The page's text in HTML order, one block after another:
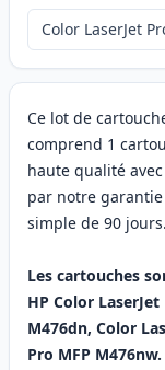
Ce lot de
comprend 1
haute qualité
par notre
simple de 90 jours.
Les cartouches
HP Color
M476dn, Color
Pro MFP M476nw.
Color LaserJet